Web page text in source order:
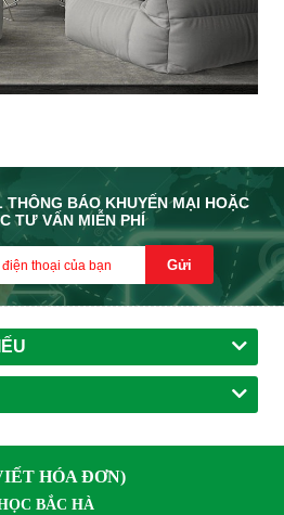
BÁO KHUYẾN MẠI HOẶC
TƯ VẤN MIỄN PHÍ
Gửi
HÓA ĐƠN)
BẮC HÀ